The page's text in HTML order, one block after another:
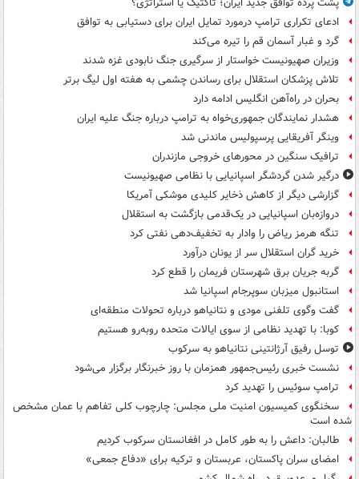
ادعای تکراری ترامپ درمورد تمایل ایران برای دستیابی به توافق
گرد و غبار آسمان قم را تیره می‌کند
وزیران صهیونیست خواستار از سرگیری جنگ نابودی غزه شدند
تلاش پزشکان استقلال برای رساندن چشمی به هفته اول لیگ برتر
بحران در راه‌آهن انگلیس ادامه دارد
هشدار نمایندگان جمهوری‌خواه به ترامپ درباره جنگ علیه ایران
وینگر آفریقایی پرسپولیس ماندنی شد
ترافیک سنگین در محورهای خروجی مازندران
درگیر شدن گردشگر اسپانیایی با نظامی صهیونیست
گزارشی دیگر از کاهش ذخایر کلیدی موشکی آمریکا
دروازه‌بان اسپانیایی در یک‌قدمی بازگشت به استقلال
تنگه هرمز ریاض را وادار به تخفیف‌دهی نفتی کرد
خرید گران استقلال سر از یونان درآورد
گربه جریان برق شهرستان فریمان را قطع کرد
استانبول میزبان سوپرجام اسپانیا شد
گفت وگوی تلفنی مودی و نتانیاهو درباره تحولات منطقه‌ای
کوبا: با تهدید نظامی از سوی ایالات متحده روبه‌رو هستیم
توسل رفیق آرژانتینی نتانیاهو به سرکوب
نشست خبری رئیس‌جمهور همزمان با روز خبرنگار برگزار می‌شود
ترامپ سوئیس را تهدید کرد
سخنگوی کمیسیون امنیت ملی مجلس: چارچوب کلی تفاهم با عمان مشخص
شده است
طالبان: داعش را به طور کامل در افغانستان سرکوب کردیم
امضای سران پاکستان، عربستان و ترکیه برای «دفاع جمعی»